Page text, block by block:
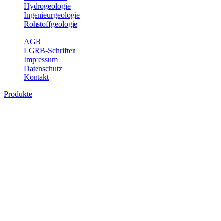
Hydrogeologie
Ingenieurgeologie
Rohstoffgeologie
AGB
LGRB-Schriften
Impressum
Datenschutz
Kontakt
Produkte